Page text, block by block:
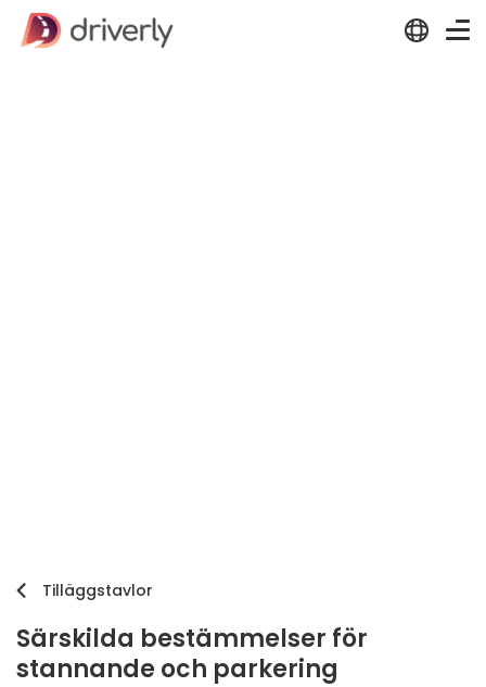
Tilläggstavlor
Särskilda bestämmelser för
stannande och parkering